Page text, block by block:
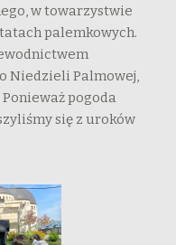
w towarzystwie
palemkowych.
Niedzieli Palmowej,
pogoda
się z uroków